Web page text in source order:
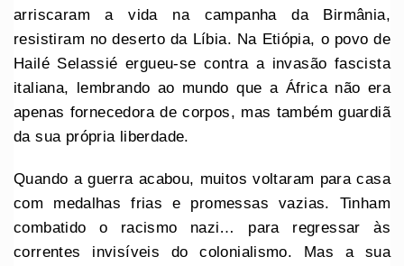
arriscaram a vida na campanha da Birmânia,
resistiram no deserto da Líbia. Na Etiópia, o povo de
Hailé Selassié ergueu-se contra a invasão fascista
italiana, lembrando ao mundo que a África não era
apenas fornecedora de corpos, mas também guardiã
da sua própria liberdade.
Quando a guerra acabou, muitos voltaram para casa
com medalhas frias e promessas vazias. Tinham
combatido o racismo nazi… para regressar às
correntes invisíveis do colonialismo. Mas a sua